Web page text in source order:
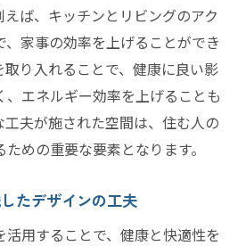
ば、キッチンとリビングのアク
家事の効率を上げることができ
取り入れることで、健康に良い影
エネルギー効率を上げることも
夫が施された空間は、住む人の
めの重要な要素となります。
たデザインの工夫
活用することで、健康と快適性を